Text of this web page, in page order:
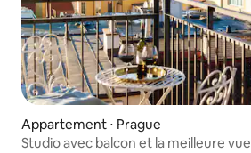
Appartement ⋅ Prague
Studio avec balcon et la meilleure vue